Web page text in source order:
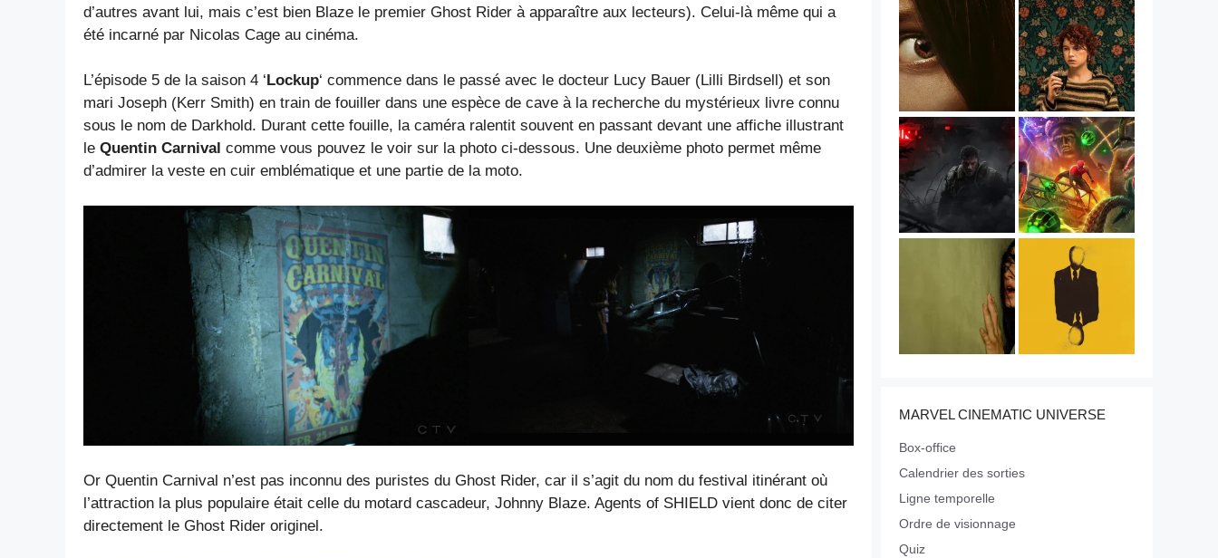
d’autres avant lui, mais c’est bien Blaze le premier Ghost Rider à apparaître aux lecteurs). Celui-là même qui a
été incarné par Nicolas Cage au cinéma.
L’épisode 5 de la saison 4 ‘ Lockup‘ commence dans le passé avec le docteur Lucy Bauer (Lilli Birdsell) et son
mari Joseph (Kerr Smith) en train de fouiller dans une espèce de cave à la recherche du mystérieux livre connu
sous le nom de Darkhold. Durant cette fouille, la caméra ralentit souvent en passant devant une affiche illustrant
le Quentin Carnival comme vous pouvez le voir sur la photo ci-dessous. Une deuxième photo permet même
d’admirer la veste en cuir emblématique et une partie de la moto.
Or Quentin Carnival n’est pas inconnu des puristes du Ghost Rider, car il s’agit du nom du festival itinérant où
l’attraction la plus populaire était celle du motard cascadeur, Johnny Blaze. Agents of SHIELD vient donc de citer
directement le Ghost Rider originel.
MARVEL CINEMATIC UNIVERSE
Box-office
Calendrier des sorties
Ligne temporelle
Ordre de visionnage
Quiz